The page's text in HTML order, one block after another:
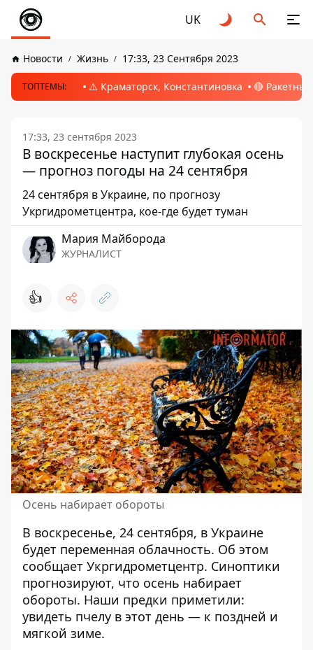
UK
Новости Жизнь 17:33, 23 Сентября 2023
ТОПТЕМЫ: ⚠️ Краматорск, Константиновка 🔴
17:33, 23 сентября 2023
В воскресенье наступит глубокая осень
— прогноз погоды на 24 сентября
24 сентября в Украине, по прогнозу
Укргидрометцентра, кое-где будет туман
Мария Майборода
ЖУРНАЛИСТ
👍
Осень набирает обороты
В воскресенье, 24 сентября, в Украине
будет переменная облачность. Об этом
сообщает Укргидрометцентр. Синоптики
прогнозируют, что осень набирает
обороты. Наши предки приметили:
увидеть пчелу в этот день — к поздней и
мягкой зиме.